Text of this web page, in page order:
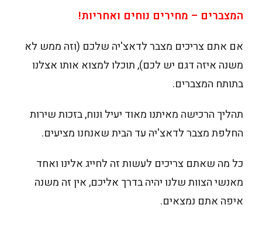
המצברים – מחירים נוחים ואחריות!
אם אתם צריכים מצבר לדאצ'יה שלכם (וזה ממש לא
משנה איזה דגם יש לכם), תוכלו למצוא אותו אצלנו
בתותח המצברים.
תהליך הרכישה מאיתנו מאוד יעיל ונוח, בזכות שירות
החלפת מצבר לדאצ'יה עד הבית שאנחנו מציעים.
כל מה שאתם צריכים לעשות זה לחייג אלינו ואחד
מאנשי הצוות שלנו יהיה בדרך אליכם, אין זה משנה
איפה אתם נמצאים.